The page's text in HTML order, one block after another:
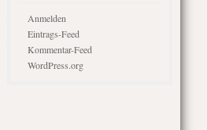
Anmelden
Eintrags-Feed
Kommentar-Feed
WordPress.org